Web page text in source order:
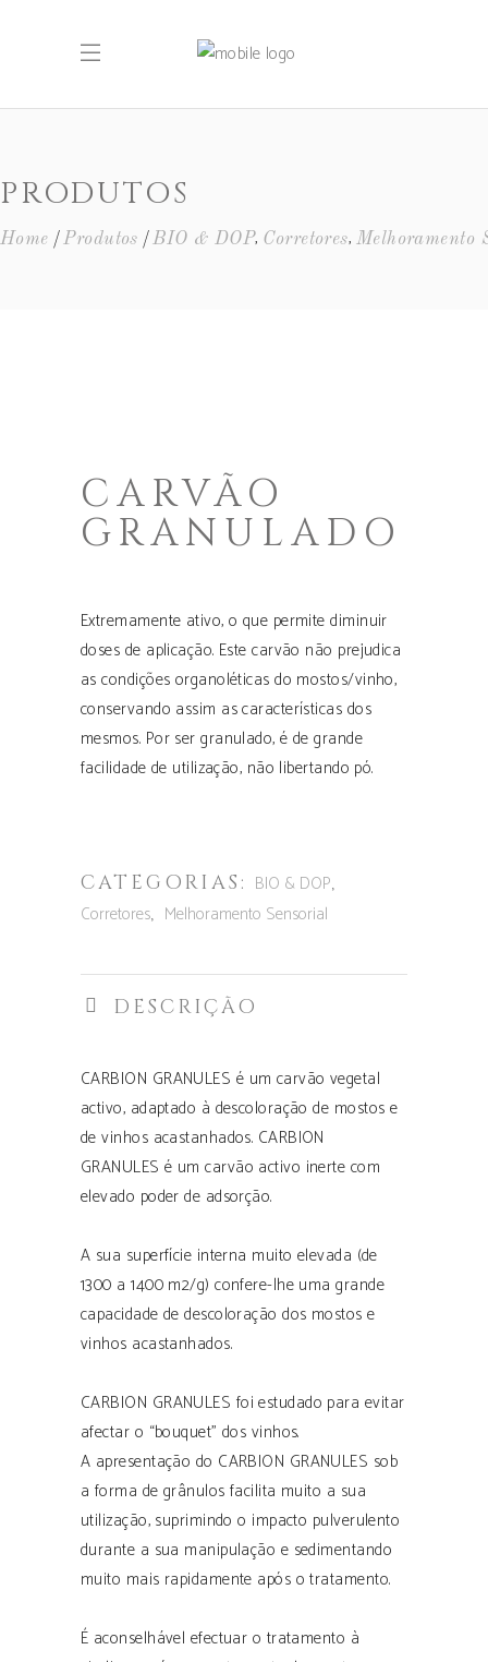
PRODUTOS
Home Produtos BIO & DOP, Corretores, Melhoramento
CARVÃO
GRANULADO
Extremamente ativo, o que permite diminuir
doses de aplicação. Este carvão não prejudica
as condições organoléticas do mostos/vinho,
conservando assim as características dos
mesmos. Por ser granulado, é de grande
facilidade de utilização, não libertando pó.
CATEGORIAS: BIO & DOP,
Corretores, Melhoramento Sensorial
DESCRIÇÃO
CARBION GRANULES é um carvão vegetal
activo, adaptado à descoloração de mostos e
de vinhos acastanhados. CARBION
GRANULES é um carvão activo inerte com
elevado poder de adsorção.
A sua superfície interna muito elevada (de
1300 a 1400 m2/g) confere-lhe uma grande
capacidade de descoloração dos mostos e
vinhos acastanhados.
CARBION GRANULES foi estudado para evitar
afectar o “bouquet” dos vinhos.
A apresentação do CARBION GRANULES sob
a forma de grânulos facilita muito a sua
utilização, suprimindo o impacto pulverulento
durante a sua manipulação e sedimentando
muito mais rapidamente após o tratamento.
É aconselhável efectuar o tratamento à